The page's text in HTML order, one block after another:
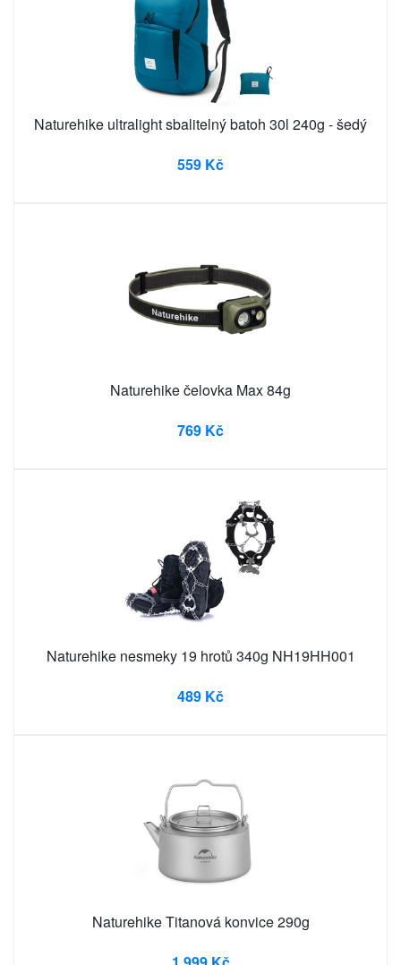
Naturehike ultralight sbalitelný batoh 30l 240g - šedý
559 Kč
Naturehike čelovka Max 84g
769 Kč
Naturehike nesmeky 19 hrotů 340g NH19HH001
489 Kč
Naturehike Titanová konvice 290g